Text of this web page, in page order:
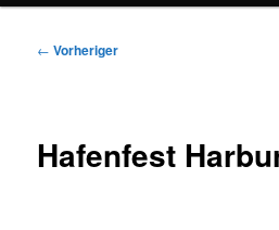
Beitragsnavigation
← Vorheriger
Hafenfest